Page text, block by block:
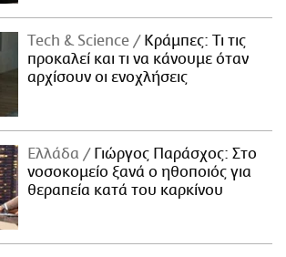
Τech & Science
Κράμπες: Τι τις
προκαλεί και τι να κάνουμε όταν
αρχίσουν οι ενοχλήσεις
Ελλάδα
Γιώργος Παράσχος: Στο
νοσοκομείο ξανά ο ηθοποιός για
θεραπεία κατά του καρκίνου